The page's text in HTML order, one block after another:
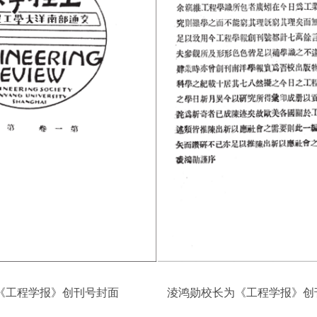
程学报》创刊号封面 淩鸿勋校长为《工程学报》创